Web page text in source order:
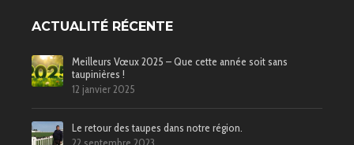
ACTUALITÉ RÉCENTE
Meilleurs Vœux 2025 – Que cette année soit sans
taupinières !
12 janvier 2025
Le retour des taupes dans notre région.